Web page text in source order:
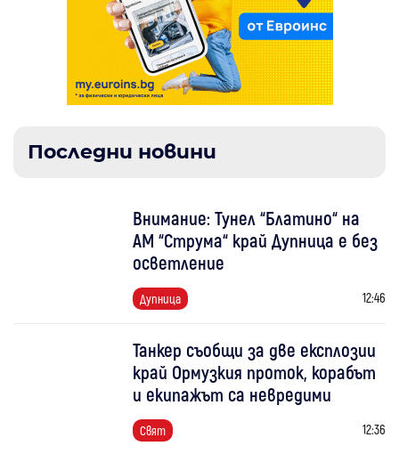
Последни новини
Внимание: Тунел “Блатино“ на
АМ “Струма“ край Дупница е без
осветление
Дупница 12:46
Танкер съобщи за две експлозии
край Ормузкия проток, корабът
и екипажът са невредими
Свят 12:36